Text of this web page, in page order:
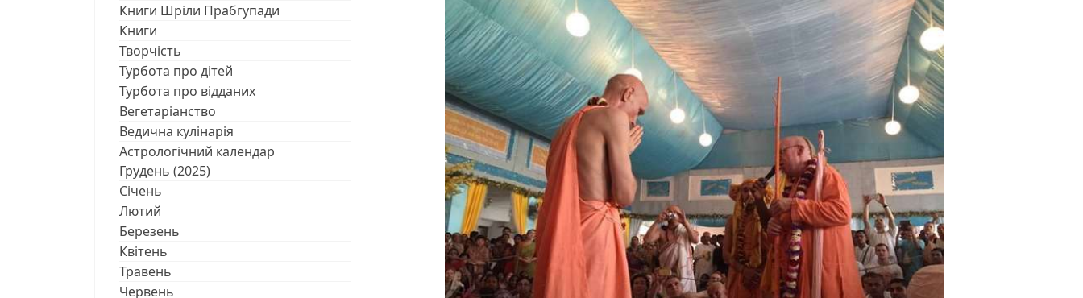
Книги Шріли Прабгупади
Книги
Творчість
Турбота про дітей
Турбота про відданих
Вегетаріанство
Ведична кулінарія
Астрологічний календар
Грудень (2025)
Січень
Лютий
Березень
Квітень
Травень
Червень